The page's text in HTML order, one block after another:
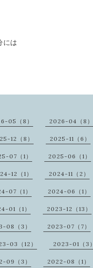
には
05（8） 2026-04（8）
12（8） 2025-11（6）
07（1） 2025-06（1）
12（1） 2024-11（2）
07（1） 2024-06（1）
01（1） 2023-12（13）
08（3） 2023-07（7）
03（12） 2023-01（3）
09（3） 2022-08（1）